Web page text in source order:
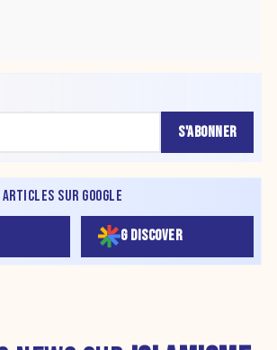
S'ABONNER
SUR GOOGLE
G DISCOVER